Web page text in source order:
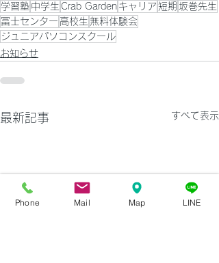
学習塾 中学生 Crab Garden キャリア 短期 坂巻先生
冨士センター 高校生 無料体験会
ジュニアパソコンスクール
お知らせ
最新記事 すべて表示
Phone Mail Map LINE